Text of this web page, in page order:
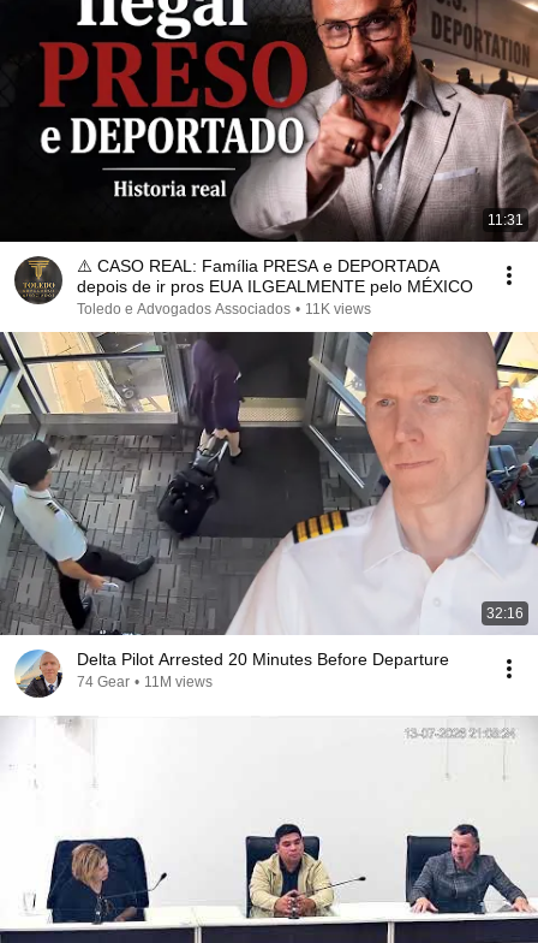
11:31
⚠️ CASO REAL: Família PRESA e DEPORTADA
depois de ir pros EUA ILGEALMENTE pelo MÉXICO
Toledo e Advogados Associados • 11K views
32:16
Delta Pilot Arrested 20 Minutes Before Departure
74 Gear • 11M views